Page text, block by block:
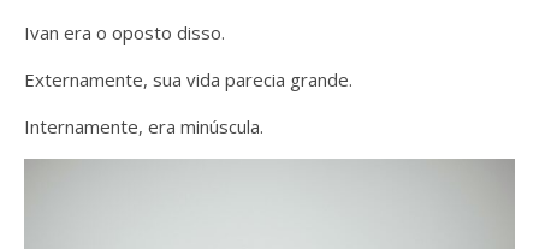
Ivan era o oposto disso.
Externamente, sua vida parecia grande.
Internamente, era minúscula.